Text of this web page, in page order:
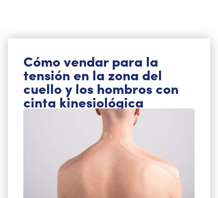
Cómo vendar para la
tensión en la zona del
cuello y los hombros con
cinta kinesiológica